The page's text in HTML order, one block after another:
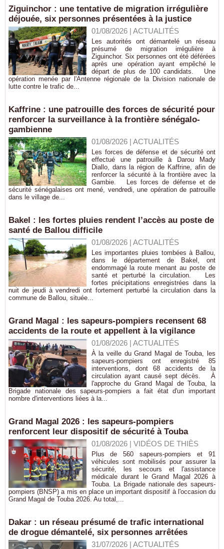
Ziguinchor : une tentative de migration irrégulière
déjouée, six personnes présentées à la justice
01/08/2026| ACTUALITÉS
Les autorités ont démantelé un réseau
présumé de migration irrégulière à
Ziguinchor. Six personnes ont été déférées
après une opération ayant empêché le
départ de plus de 100 candidats. Une
opération menée par l'Antenne régionale de la Division nationale de
lutte contre le trafic de...
Kaffrine : une patrouille des forces de sécurité pour
renforcer la surveillance à la frontière sénégalo-
gambienne
01/08/2026| ACTUALITÉS
Les forces de défense et de sécurité ont
effectué une patrouille à Darou Mady
Diallo, dans la région de Kaffrine, afin de
renforcer la sécurité à la frontière avec la
Gambie. Les forces de défense et de
sécurité sénégalaises ont mené, vendredi, une opération de patrouille
dans le village de...
Bakel : les fortes pluies rendent l’accès au poste de
santé de Ballou difficile
01/08/2026| ACTUALITÉS
Les importantes pluies tombées à Ballou,
dans le département de Bakel, ont
endommagé la route menant au poste de
santé et perturbé la circulation. Les
fortes précipitations enregistrées dans la
nuit de jeudi à vendredi ont fortement perturbé la circulation dans la
commune de Ballou, située...
Grand Magal : les sapeurs-pompiers recensent 68
accidents de la route et appellent à la vigilance
01/08/2026| ACTUALITÉS
À la veille du Grand Magal de Touba, les
sapeurs-pompiers ont enregistré 85
interventions, dont 68 accidents de la
circulation ayant causé sept décès. À
l'approche du Grand Magal de Touba, la
Brigade nationale des sapeurs-pompiers a fait état d'un important
nombre d'interventions liées à la...
Grand Magal 2026 : les sapeurs-pompiers
renforcent leur dispositif de sécurité à Touba
01/08/2026| VIDÉOS DE THIÈS
Plus de 560 sapeurs-pompiers et 91
véhicules sont mobilisés pour assurer la
sécurité, les secours et l'assistance
médicale durant le Grand Magal 2026 à
Touba. La Brigade nationale des sapeurs-
pompiers (BNSP) a mis en place un important dispositif à l'occasion du
Grand Magal de Touba 2026. Au total,...
Dakar : un réseau présumé de trafic international
de drogue démantelé, six personnes arrêtées
31/07/2026| ACTUALITÉS